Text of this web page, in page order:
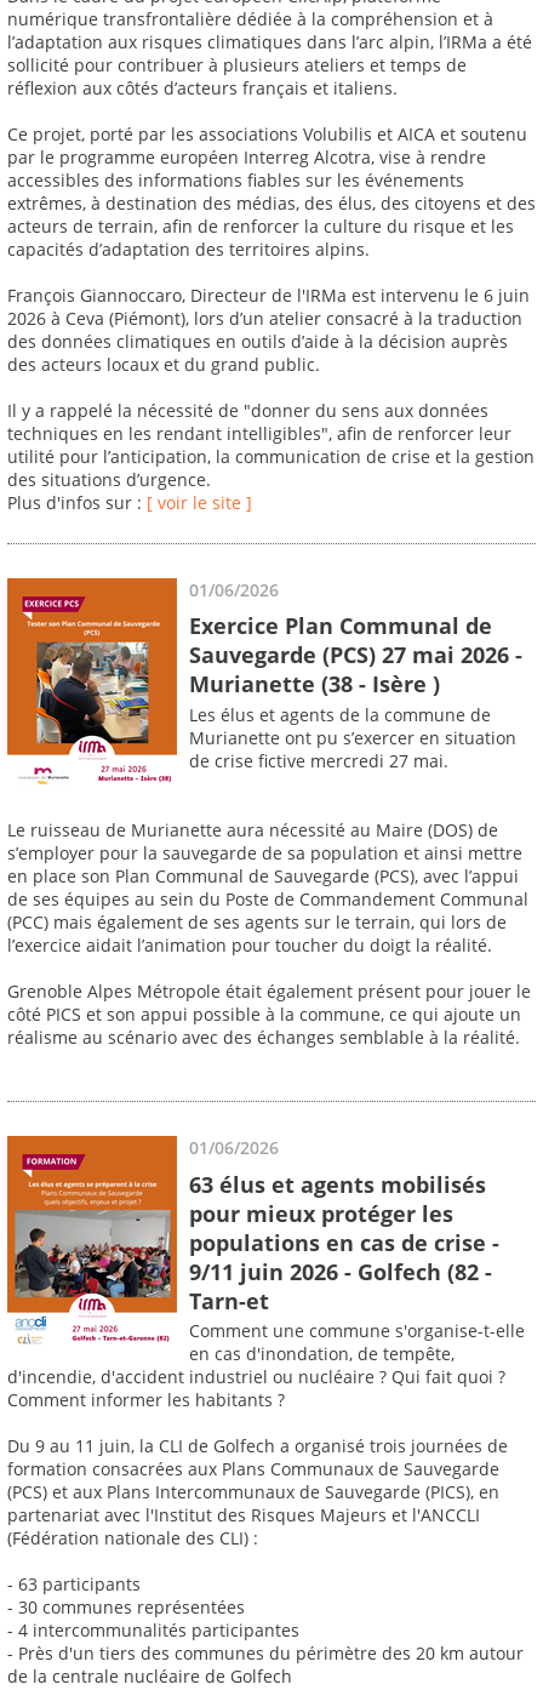
numérique transfrontalière dédiée à la compréhension et à
l’adaptation aux risques climatiques dans l’arc alpin, l’IRMa a été
sollicité pour contribuer à plusieurs ateliers et temps de
réflexion aux côtés d’acteurs français et italiens.
Ce projet, porté par les associations Volubilis et AICA et soutenu
par le programme européen Interreg Alcotra, vise à rendre
accessibles des informations fiables sur les événements
extrêmes, à destination des médias, des élus, des citoyens et des
acteurs de terrain, afin de renforcer la culture du risque et les
capacités d’adaptation des territoires alpins.
François Giannoccaro, Directeur de l'IRMa est intervenu le 6 juin
2026 à Ceva (Piémont), lors d’un atelier consacré à la traduction
des données climatiques en outils d’aide à la décision auprès
des acteurs locaux et du grand public.
Il y a rappelé la nécessité de "donner du sens aux données
techniques en les rendant intelligibles", afin de renforcer leur
utilité pour l’anticipation, la communication de crise et la gestion
des situations d’urgence.
Plus d'infos sur : [ voir le site ]
01/06/2026
Exercice Plan Communal de
Sauvegarde (PCS) 27 mai 2026 -
Murianette (38 - Isère )
Les élus et agents de la commune de
Murianette ont pu s’exercer en situation
de crise fictive mercredi 27 mai.
Le ruisseau de Murianette aura nécessité au Maire (DOS) de
s’employer pour la sauvegarde de sa population et ainsi mettre
en place son Plan Communal de Sauvegarde (PCS), avec l’appui
de ses équipes au sein du Poste de Commandement Communal
(PCC) mais également de ses agents sur le terrain, qui lors de
l’exercice aidait l’animation pour toucher du doigt la réalité.
Grenoble Alpes Métropole était également présent pour jouer le
côté PICS et son appui possible à la commune, ce qui ajoute un
réalisme au scénario avec des échanges semblable à la réalité.
01/06/2026
63 élus et agents mobilisés
pour mieux protéger les
populations en cas de crise -
9/11 juin 2026 - Golfech (82 -
Tarn-et
Comment une commune s'organise-t-elle
en cas d'inondation, de tempête,
d'incendie, d'accident industriel ou nucléaire ? Qui fait quoi ?
Comment informer les habitants ?
Du 9 au 11 juin, la CLI de Golfech a organisé trois journées de
formation consacrées aux Plans Communaux de Sauvegarde
(PCS) et aux Plans Intercommunaux de Sauvegarde (PICS), en
partenariat avec l'Institut des Risques Majeurs et l'ANCCLI
(Fédération nationale des CLI) :
- 63 participants
- 30 communes représentées
- 4 intercommunalités participantes
- Près d'un tiers des communes du périmètre des 20 km autour
de la centrale nucléaire de Golfech